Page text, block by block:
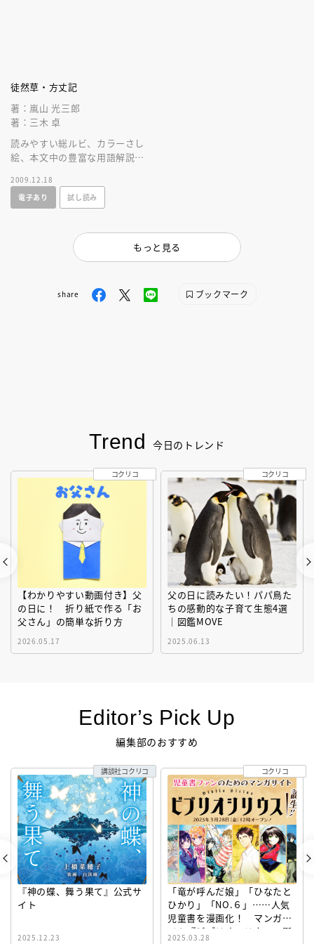
徒然草・方丈記
著：嵐山 光三郎
著：三木 卓
読みやすい総ルビ、カラーさし
絵、本文中の豊富な用語解説
子供の理解を助ける、文学全集
の決定版
2009.12.18
電子あり
試し読み
もっと見る
share ブックマーク
Trend 今日のトレンド
【わかりやすい動画付き】父
の日に！ 折り紙で作る「お
父さん」の簡単な折り方
2026.05.17
コクリコ
父の日に読みたい！パパ鳥た
ちの感動的な子育て生態4選
｜図鑑MOVE
2025.06.13
コクリコ
Editor’s Pick Up
編集部のおすすめ
『神の蝶、舞う果て』公式サ
イト
2025.12.23
講談社コクリコ
「竜が呼んだ娘」「ひなたと
ひかり」「NO.６」……人気
児童書を漫画化！ マンガサ
イト『ビブリオシリウス』誕
2025.03.28
コクリコ